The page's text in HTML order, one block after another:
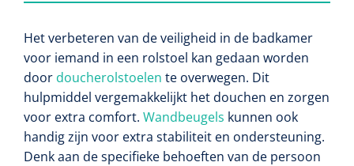
Het verbeteren van de veiligheid in de badkamer
voor iemand in een rolstoel kan gedaan worden
door doucherolstoelen te overwegen. Dit
hulpmiddel vergemakkelijkt het douchen en zorgen
voor extra comfort. Wandbeugels kunnen ook
handig zijn voor extra stabiliteit en ondersteuning.
Denk aan de specifieke behoeften van de persoon